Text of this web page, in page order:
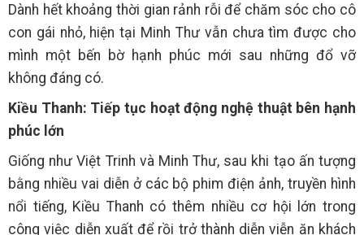
Dành hết khoảng thời gian rảnh rỗi để chăm sóc cho cô
con gái nhỏ, hiện tại Minh Thư vẫn chưa tìm được cho
mình một bến bờ hạnh phúc mới sau những đổ vỡ
không đáng có.
Kiều Thanh: Tiếp tục hoạt động nghệ thuật bên hạnh
phúc lớn
Giống như Việt Trinh và Minh Thư, sau khi tạo ấn tượng
bằng nhiều vai diễn ở các bộ phim điện ảnh, truyền hình
nổi tiếng, Kiều Thanh có thêm nhiều cơ hội lớn trong
công việc diễn xuất để rồi trở thành diễn viễn ăn khách